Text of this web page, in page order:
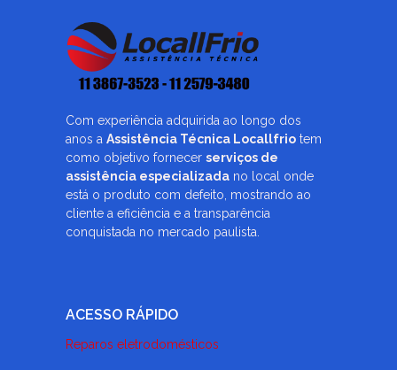
Com experiência adquirida ao longo dos
anos a Assistência Técnica Locallfrio tem
como objetivo fornecer serviços de
assistência especializada no local onde
está o produto com defeito, mostrando ao
cliente a eficiência e a transparência
conquistada no mercado paulista.
ACESSO RÁPIDO
Reparos eletrodomésticos